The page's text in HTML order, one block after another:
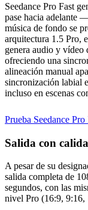
Seedance Pro Fast
pase hacia adelante
música de fondo se
arquitectura 1.5 Pro,
genera audio y vídeo
ofreciendo una
alineación manual
sincronización labial
incluso en escenas
Prueba Seedance Pro
Salida con
A pesar de su
salida completa de
segundos, con las
nivel Pro (16:9,